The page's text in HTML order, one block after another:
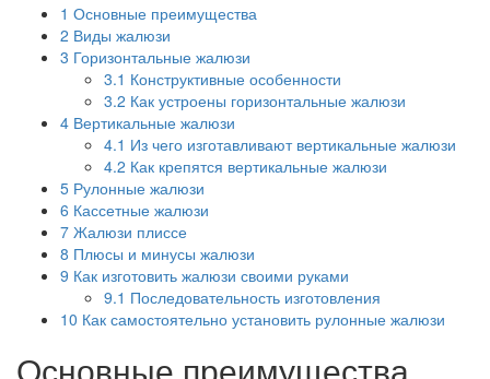
1 Основные преимущества
2 Виды жалюзи
3 Горизонтальные жалюзи
3.1 Конструктивные особенности
3.2 Как устроены горизонтальные жалюзи
4 Вертикальные жалюзи
4.1 Из чего изготавливают вертикальные жалюзи
4.2 Как крепятся вертикальные жалюзи
5 Рулонные жалюзи
6 Кассетные жалюзи
7 Жалюзи плиссе
8 Плюсы и минусы жалюзи
9 Как изготовить жалюзи своими руками
9.1 Последовательность изготовления
10 Как самостоятельно установить рулонные жалюзи
Основные преимущества